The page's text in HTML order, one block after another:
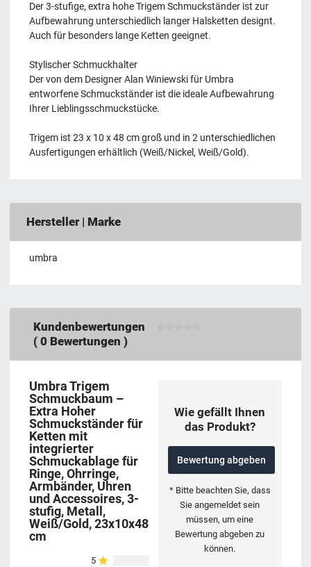
Der 3-stufige, extra hohe Trigem Schmuckständer ist zur
Aufbewahrung unterschiedlich langer Halsketten designt.
Auch für besonders lange Ketten geeignet.
Stylischer Schmuckhalter
Der von dem Designer Alan Winiewski für Umbra
entworfene Schmuckständer ist die ideale Aufbewahrung
Ihrer Lieblingsschmuckstücke.
Trigem ist 23 x 10 x 48 cm groß und in 2 unterschiedlichen
Ausfertigungen erhältlich (Weiß/Nickel, Weiß/Gold).
Hersteller | Marke
umbra
Kundenbewertungen
( 0 Bewertungen )
Umbra Trigem
Schmuckbaum –
Extra Hoher
Schmuckständer für
Ketten mit
integrierter
Schmuckablage für
Ringe, Ohrringe,
Armbänder, Uhren
und Accessoires, 3-
stufig, Metall,
Weiß/Gold, 23x10x48
cm
5
Wie gefällt Ihnen
das Produkt?
Bewertung abgeben
* Bitte beachten Sie, dass
Sie angemeldet sein
müssen, um eine
Bewertung abgeben zu
können.